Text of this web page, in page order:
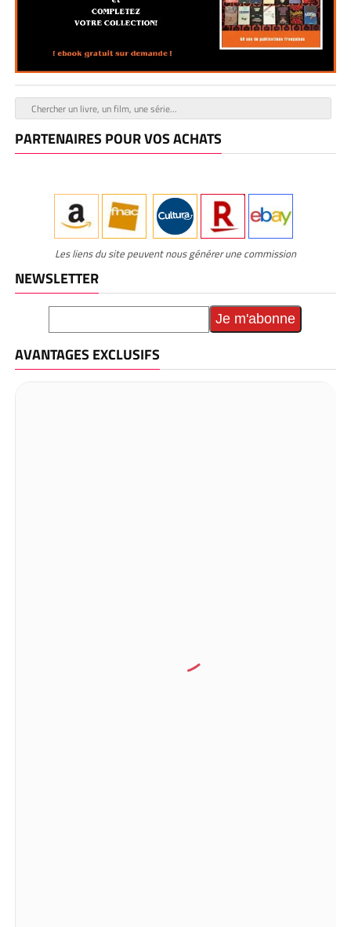
PARTENAIRES POUR VOS ACHATS
Les liens du site peuvent nous générer une commission
NEWSLETTER
AVANTAGES EXCLUSIFS